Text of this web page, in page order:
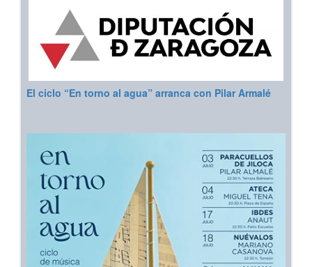
El ciclo “En torno al agua” arranca con Pilar Armalé